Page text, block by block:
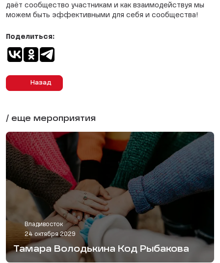
даёт сообщество участникам и как взаимодействуя мы
можем быть эффективными для себя и сообщества!
Назад
Поделиться:
/ еще мероприятия
Владивосток
24 октября 2029
Тамара Володькина Код Рыбакова